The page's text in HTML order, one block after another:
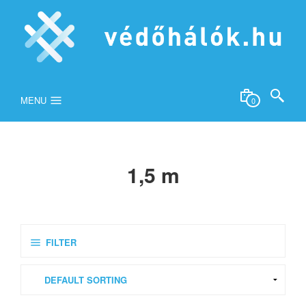
MENU 0
1,5 m
FILTER